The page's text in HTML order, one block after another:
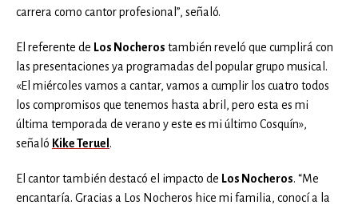
carrera como cantor profesional”, señaló.
El referente de Los Nocheros también reveló que cumplirá con
las presentaciones ya programadas del popular grupo musical.
«El miércoles vamos a cantar, vamos a cumplir los cuatro todos
los compromisos que tenemos hasta abril, pero esta es mi
última temporada de verano y este es mi último Cosquín»,
señaló Kike Teruel.
El cantor también destacó el impacto de Los Nocheros. “Me
encantaría. Gracias a Los Nocheros hice mi familia, conocí a la